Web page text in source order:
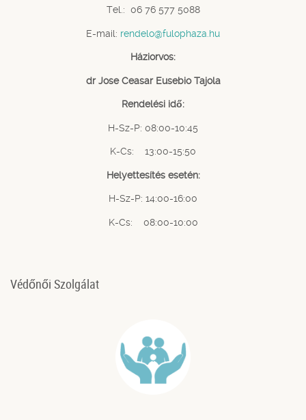
Tel.: 06 76 577 5088
E-mail: rendelo@fulophaza.hu
Háziorvos:
dr Jose Ceasar Eusebio Tajola
Rendelési idő:
H-Sz-P: 08:00-10:45
K-Cs: 13:00-15:50
Helyettesítés esetén:
H-Sz-P: 14:00-16:00
K-Cs: 08:00-10:00
Védőnői Szolgálat